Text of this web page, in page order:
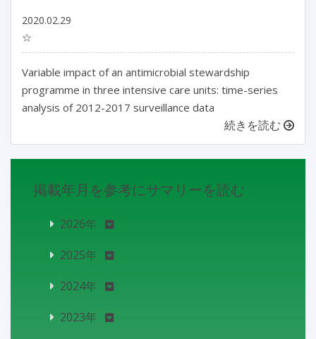
2020.02.29
☆
Variable impact of an antimicrobial stewardship
programme in three intensive care units: time-series
analysis of 2012-2017 surveillance data
続きを読む
掲載年月を参考にサマリーを読む
2026年
2025年
2024年
2023年